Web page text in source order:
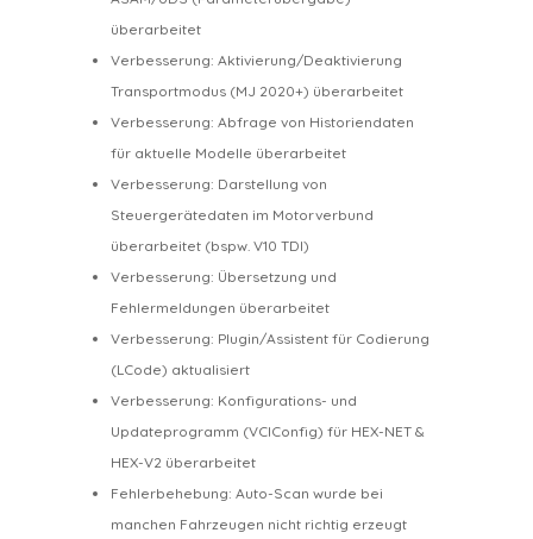
überarbeitet
Verbesserung: Aktivierung/Deaktivierung
Transportmodus (MJ 2020+) überarbeitet
Verbesserung: Abfrage von Historiendaten
für aktuelle Modelle überarbeitet
Verbesserung: Darstellung von
Steuergerätedaten im Motorverbund
überarbeitet (bspw. V10 TDI)
Verbesserung: Übersetzung und
Fehlermeldungen überarbeitet
Verbesserung: Plugin/Assistent für Codierung
(LCode) aktualisiert
Verbesserung: Konfigurations- und
Updateprogramm (VCIConfig) für HEX-NET &
HEX-V2 überarbeitet
Fehlerbehebung: Auto-Scan wurde bei
manchen Fahrzeugen nicht richtig erzeugt